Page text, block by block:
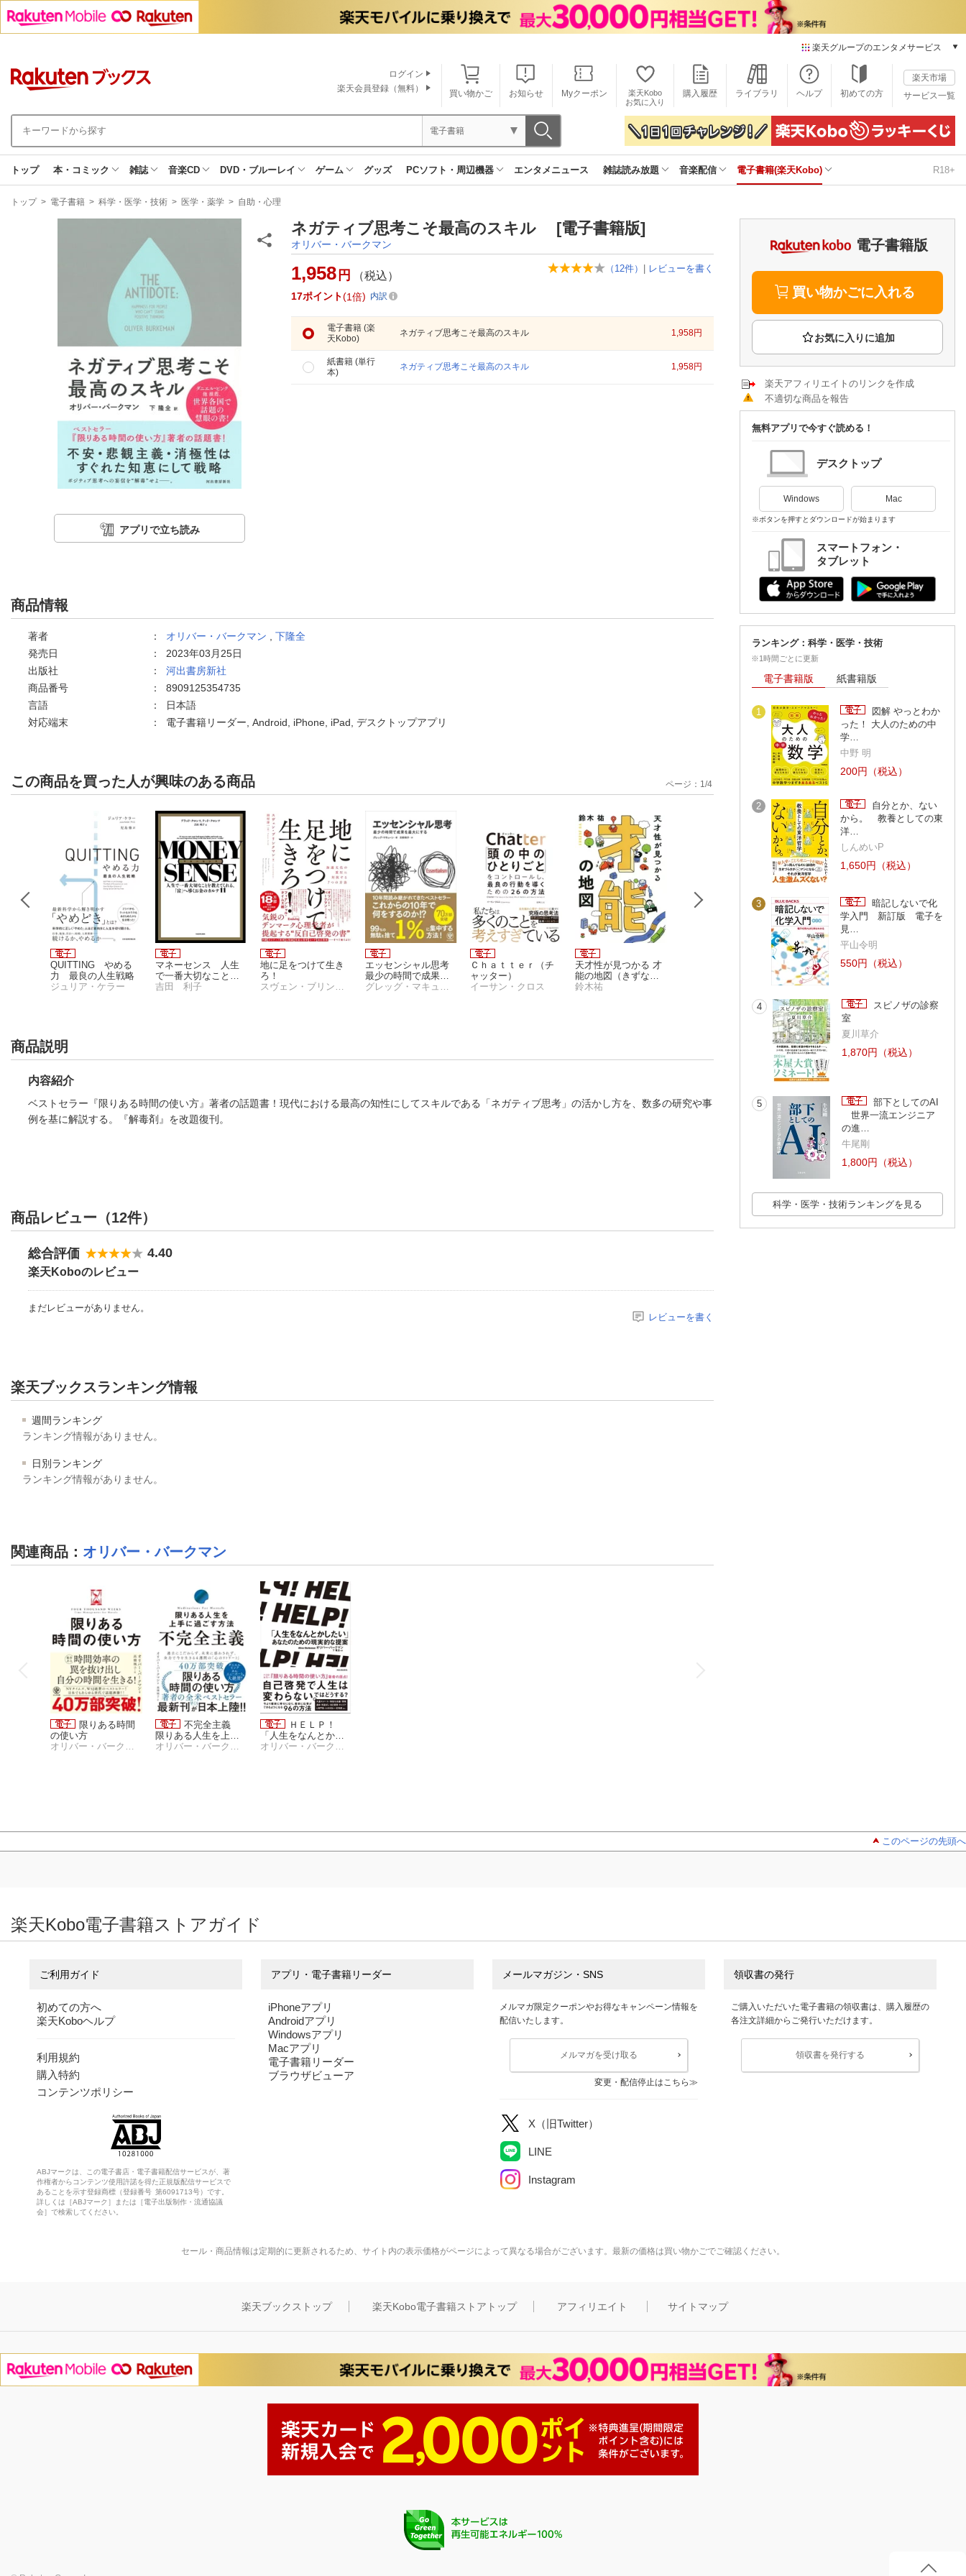
楽天グループのエンタメサービス
本/ゲーム/CD/DVD
楽天ブックス
電子書籍
楽天Kobo
雑誌読み放題
楽天ミュージック
楽天TV
動画配信ガイド
Rakuten PLAY
Rチャンネル
楽天チケット
エンタメニュース
推し楽
買い物かご お知らせ Myクーポン
楽天Kobo
お気に入り
購入履歴 ライブラリ ヘルプ 初めての方
楽天市場
サービス一覧
ログイン
楽天会員登録（無料）
電子書籍
トップ 本・コミック 雑誌 音楽CD DVD・ブルーレイ ゲーム グッズ PCソフト・周辺機器 エンタメニュース 雑誌読み放題 音楽配信 電子書籍(楽天Kobo) R18+
現
トップ > 電子書籍 > 科学・医学・技術 > 医学・薬学 > 自助・心理
アプリで立ち読み
ネガティブ思考こそ最高のスキル [電子書籍版]
オリバー・バークマン
（ 12件） | レビューを書く
1,958 円 （税込）
17ポイント 1倍 内訳
電子書籍 (楽
天Kobo)
ネガティブ思考こそ最高のスキル 1,958円
紙書籍 (単行
本)
ネガティブ思考こそ最高のスキル 1,958円
商品情報
著者 ： オリバー・バークマン
下隆全
発売日
： 2023年03月25日
出版社
： 河出書房新社
商品番号
： 8909125354735
言語
：
日本語
対応端末
： 電子書籍リーダー, Android, iPhone, iPad, デスクトップアプリ
この商品を買った人が興味のある商品
QUITTING やめる
力 最良の人生戦略
ジュリア・ケラー
マネーセンス 人生
で一番大切なことを
教えてくれる、
吉田 利子
地に足をつけて生き
ろ！
エッセンシャル思考
最少の時間で成果を
最大にする
Ｃｈａｔｔｅｒ（チ
ャッター）
イーサン・クロス
天才性が見つかる 才
能の地図（きずな出
版）
鈴木祐
頭のいい人が話す前
に考えていること
安達裕哉
JUST KEEP
ページ： 1 /4
商品説明
内容紹介
ベストセラー『限りある時間の使い方』著者の話題書！現代における最高の知性にしてスキルである「ネガティブ思考」の活かし方を、数多の研究や事
例を基に解説する。『解毒剤』を改題復刊。
商品レビュー（12件）
総合評価 4.40
楽天Koboのレビュー
まだレビューがありません。
レビューを書く
楽天ブックスランキング情報
週間ランキング
ランキング情報がありません。
日別ランキング
ランキング情報がありません。
関連商品 ： オリバー・バークマン
限りある時間
の使い方
不完全主義
限りある人生を上手
に過ごす方法
ＨＥＬＰ！
「人生をなんとかし
たい」あなたのため
の使い方
オリバー・バークマン
限りある人生を上手
に過ごす方法
オリバー・バークマン
の現実的な提案
電子書籍版
買い物かごに入れる
楽天アフィリエイトのリンクを作成
不適切な商品を報告
無料アプリで今すぐ読める！
デスクトップ
Windows Mac
※ボタンを押すとダウンロードが始まります
スマートフォン・
タブレット
ランキング：科学・医学・技術
※1時間ごとに更新
電子書籍版 紙書籍版
1
図解 やっとわか
った！ 大人のための中
学…
中野 明
200円（税込）
2
自分とか、ない
から。 教養としての東
洋…
しんめいP
1,650円（税込）
3
暗記しないで化
学入門 新訂版 電子を
見…
平山令明
550円（税込）
4
スピノザの診察
室
夏川草介
1,870円（税込）
5
部下としてのAI
世界一流エンジニア
の進…
牛尾剛
1,800円（税込）
科学・医学・技術ランキングを見る
このページの先頭へ
楽天Kobo電子書籍ストアガイド
ご利用ガイド
初めての方へ
楽天Koboヘルプ
利用規約
購入特約
コンテンツポリシー
ABJマークは、この電子書店・電子書籍配信サービスが、著
作権者からコンテンツ使用許諾を得た正規版配信サービスで
あることを示す登録商標（登録番号 第6091713号）です。
詳しくは［ABJマーク］または［電子出版制作・流通協議
会］で検索してください。
アプリ・電子書籍リーダー
iPhoneアプリ
Androidアプリ
Windowsアプリ
Macアプリ
電子書籍リーダー
ブラウザビューア
メールマガジン・SNS
メルマガ限定クーポンやお得なキャンペーン情報を
配信いたします。
メルマガを受け取る
変更・配信停止はこちら
X（旧Twitter）
LINE
Instagram
領収書の発行
ご購入いただいた電子書籍の領収書は、購入履歴の
各注文詳細からご発行いただけます。
領収書を発行する
セール・商品情報は定期的に更新されるため、サイト内の表示価格がページによって異なる場合がございます。最新の価格は買い物かごでご確認ください。
楽天ブックストップ 楽天Kobo電子書籍ストアトップ アフィリエイト サイトマップ